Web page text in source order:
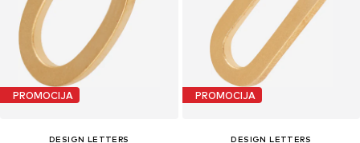
PROMOCIJA
DESIGN LETTERS
PROMOCIJA
DESIGN LETTERS